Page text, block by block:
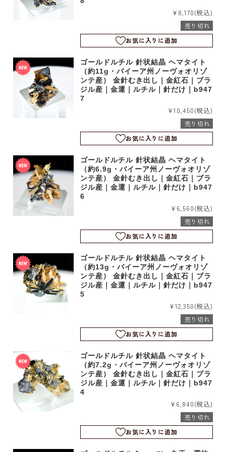
¥8,170(税込)
売り切れ
お気に入りに追加
ゴールドルチル 針状結晶 ヘマタイト
（約11g・バイーア州ノーヴォオリゾ
ンテ産） 金針むき出し｜金紅石｜ブラ
ジル産｜金運｜ルチル｜針だけ｜b947
7
¥10,450(税込)
売り切れ
お気に入りに追加
ゴールドルチル 針状結晶 ヘマタイト
（約6.9g・バイーア州ノーヴォオリゾ
ンテ産） 金針むき出し｜金紅石｜ブラ
ジル産｜金運｜ルチル｜針だけ｜b947
6
¥6,560(税込)
売り切れ
お気に入りに追加
ゴールドルチル 針状結晶 ヘマタイト
（約13g・バイーア州ノーヴォオリゾ
ンテ産） 金針むき出し｜金紅石｜ブラ
ジル産｜金運｜ルチル｜針だけ｜b947
5
¥12,350(税込)
売り切れ
お気に入りに追加
ゴールドルチル 針状結晶 ヘマタイト
（約7.2g・バイーア州ノーヴォオリゾ
ンテ産） 金針むき出し｜金紅石｜ブラ
ジル産｜金運｜ルチル｜針だけ｜b947
4
¥6,840(税込)
売り切れ
お気に入りに追加